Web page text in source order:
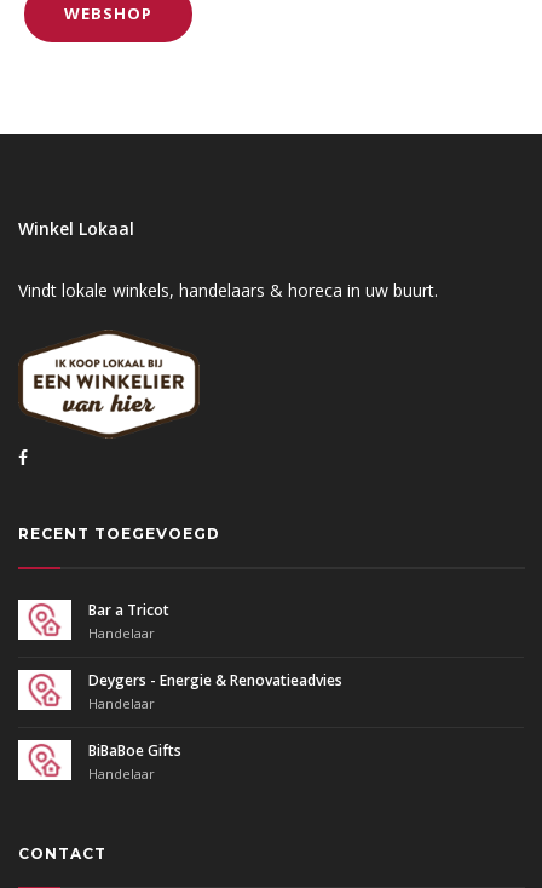
WEBSHOP
Winkel Lokaal
Vindt lokale winkels, handelaars & horeca in uw buurt.
RECENT TOEGEVOEGD
Bar a Tricot
Handelaar
Deygers - Energie & Renovatieadvies
Handelaar
BiBaBoe Gifts
Handelaar
CONTACT